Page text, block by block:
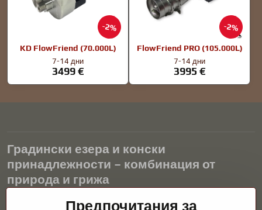
2%
KD FlowFriend (70.000L)
7-14 дни
3499 €
2%
FlowFriend PRO (105.000L)
7-14 дни
3995 €
Градински езера и конски
принадлежности – комбинация от
природа и грижа
Градинските езера са красиво допълнение към всеки екстериор
Предпочитания за